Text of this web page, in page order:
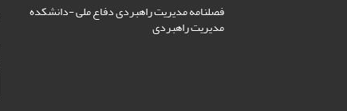
فصلنامه مدیریت راهبردی دفاع ملی -دانشکده
مدیریت راهبردی